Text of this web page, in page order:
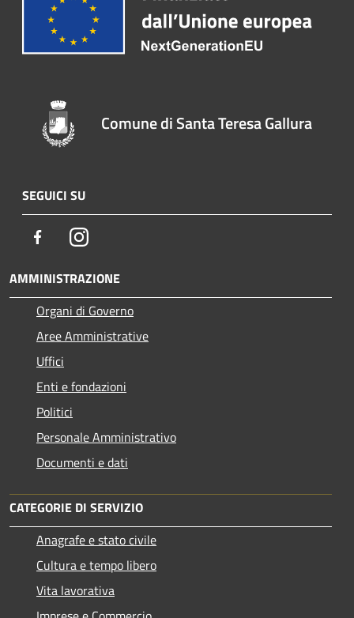
Comune di Santa Teresa Gallura
SEGUICI SU
FacebookInstagram
AMMINISTRAZIONE
Organi di Governo
Aree Amministrative
Uffici
Enti e fondazioni
Politici
Personale Amministrativo
Documenti e dati
CATEGORIE DI SERVIZIO
Anagrafe e stato civile
Cultura e tempo libero
Vita lavorativa